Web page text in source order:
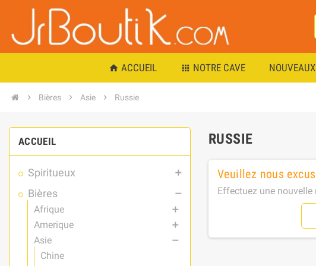
home ACCUEIL apps NOTRE CAVE
chevron_right Bières chevron_right Asie chevron_right Russie
ACCUEIL
Spiritueux add
Bières remove
Afrique add
Amerique add
Asie remove
Chine
RUSSIE
Veuillez nous
Effectuez une nouvelle